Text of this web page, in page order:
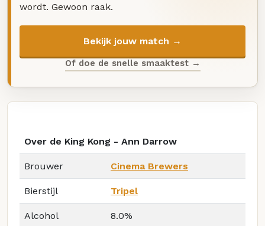
wordt. Gewoon raak.
Bekijk jouw match →
Of doe de snelle smaaktest →
Over de King Kong - Ann Darrow
Brouwer Cinema Brewers
Bierstijl Tripel
Alcohol 8.0%